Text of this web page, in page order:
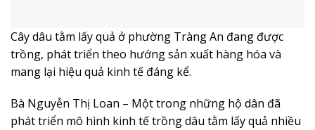
Cây dâu tằm lấy quả ở phường Tràng An đang được
trồng, phát triển theo hướng sản xuất hàng hóa và
mang lại hiệu quả kinh tế đáng kể.
Bà Nguyễn Thị Loan – Một trong những hộ dân đã
phát triển mô hình kinh tế trồng dâu tằm lấy quả nhiều